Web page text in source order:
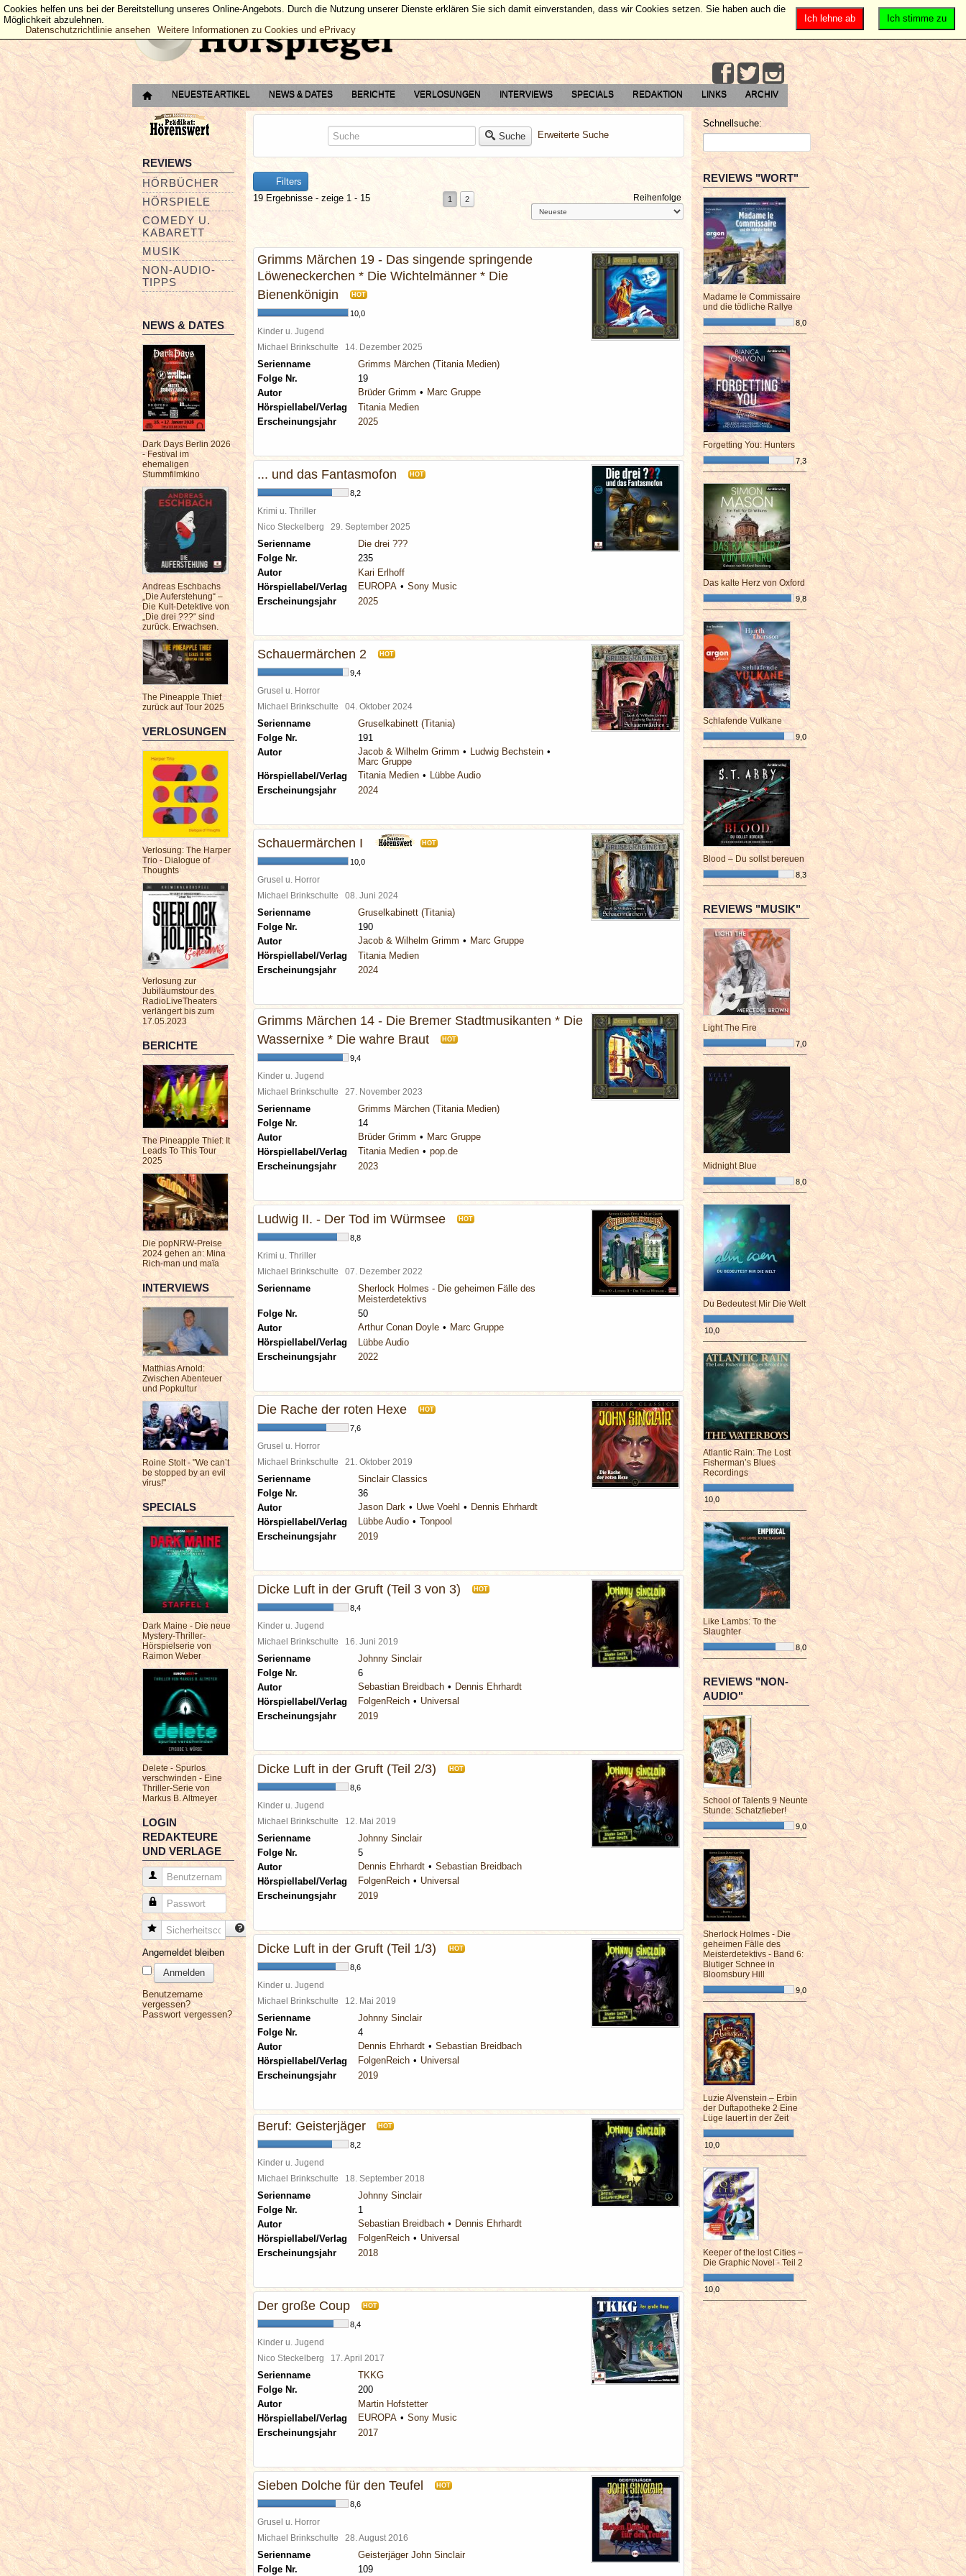
NEUESTE ARTIKEL NEWS & DATES BERICHTE VERLOSUNGEN INTERVIEWS SPECIALS REDAKTION LINKS ARCHIV
REVIEWS
HÖRBÜCHER
HÖRSPIELE
COMEDY U.
KABARETT
MUSIK
NON-AUDIO-
TIPPS
NEWS & DATES
Dark Days Berlin 2026
- Festival im
ehemaligen
Stummfilmkino
Andreas Eschbachs
„Die Auferstehung“ –
Die Kult-Detektive von
„Die drei ???“ sind
zurück. Erwachsen.
The Pineapple Thief
zurück auf Tour 2025
VERLOSUNGEN
Verlosung: The Harper
Trio - Dialogue of
Thoughts
Verlosung zur
Jubiläumstour des
RadioLiveTheaters
verlängert bis zum
17.05.2023
BERICHTE
The Pineapple Thief: It
Leads To This Tour
2025
Die popNRW-Preise
2024 gehen an: Mina
Rich-man und maïa
INTERVIEWS
Matthias Arnold:
Zwischen Abenteuer
und Popkultur
Roine Stolt - "We can’t
be stopped by an evil
virus!"
SPECIALS
Dark Maine - Die neue
Mystery-Thriller-
Hörspielserie von
Raimon Weber
Delete - Spurlos
verschwinden - Eine
Thriller-Serie von
Markus B. Altmeyer
LOGIN
REDAKTEURE
UND VERLAGE
Benutzername
Passwort
Sicherheitscode
Angemeldet bleiben
Anmelden
Benutzername
vergessen?
Passwort vergessen?
Suche Erweiterte Suche
Filters
19 Ergebnisse - zeige 1 - 15
1 2 Reihenfolge
Grimms Märchen 19 - Das singende springende
Löweneckerchen * Die Wichtelmänner * Die
Bienenkönigin
HOT
10,0
Kinder u. Jugend
Michael Brinkschulte 14. Dezember 2025
Serienname
Grimms Märchen (Titania Medien)
Folge Nr.
19
Autor
Brüder Grimm
Marc Gruppe
Hörspiellabel/Verlag
Titania Medien
Erscheinungsjahr
2025
... und das Fantasmofon HOT
8,2
Krimi u. Thriller
Nico Steckelberg 29. September 2025
Serienname
Die drei ???
Folge Nr.
235
Autor
Kari Erlhoff
Hörspiellabel/Verlag
EUROPA
Sony Music
Erscheinungsjahr
2025
Schauermärchen 2 HOT
9,4
Grusel u. Horror
Michael Brinkschulte 04. Oktober 2024
Serienname
Gruselkabinett (Titania)
Folge Nr.
191
Autor
Jacob & Wilhelm Grimm
Ludwig Bechstein
Marc Gruppe
Hörspiellabel/Verlag
Titania Medien
Lübbe Audio
Erscheinungsjahr
2024
Schauermärchen I HOT
10,0
Grusel u. Horror
Michael Brinkschulte 08. Juni 2024
Serienname
Gruselkabinett (Titania)
Folge Nr.
190
Autor
Jacob & Wilhelm Grimm
Marc Gruppe
Hörspiellabel/Verlag
Titania Medien
Erscheinungsjahr
2024
Grimms Märchen 14 - Die Bremer Stadtmusikanten * Die
Wassernixe * Die wahre Braut
HOT
9,4
Kinder u. Jugend
Michael Brinkschulte 27. November 2023
Serienname
Grimms Märchen (Titania Medien)
Folge Nr.
14
Autor
Brüder Grimm
Marc Gruppe
Hörspiellabel/Verlag
Titania Medien
pop.de
Erscheinungsjahr
2023
Ludwig II. - Der Tod im Würmsee HOT
8,8
Krimi u. Thriller
Michael Brinkschulte 07. Dezember 2022
Serienname
Sherlock Holmes - Die geheimen Fälle des
Meisterdetektivs
Folge Nr.
50
Autor
Arthur Conan Doyle
Marc Gruppe
Hörspiellabel/Verlag
Lübbe Audio
Erscheinungsjahr
2022
Die Rache der roten Hexe HOT
7,6
Grusel u. Horror
Michael Brinkschulte 21. Oktober 2019
Serienname
Sinclair Classics
Folge Nr.
36
Autor
Jason Dark Uwe Voehl
Dennis Ehrhardt
Hörspiellabel/Verlag
Lübbe Audio
Tonpool
Erscheinungsjahr
2019
Dicke Luft in der Gruft (Teil 3 von 3) HOT
8,4
Kinder u. Jugend
Michael Brinkschulte 16. Juni 2019
Serienname
Johnny Sinclair
Folge Nr.
6
Autor
Sebastian Breidbach
Dennis Ehrhardt
Hörspiellabel/Verlag
FolgenReich
Universal
Erscheinungsjahr
2019
Dicke Luft in der Gruft (Teil 2/3) HOT
8,6
Kinder u. Jugend
Michael Brinkschulte 12. Mai 2019
Serienname
Johnny Sinclair
Folge Nr.
5
Autor
Dennis Ehrhardt
Sebastian Breidbach
Hörspiellabel/Verlag
FolgenReich
Universal
Erscheinungsjahr
2019
Dicke Luft in der Gruft (Teil 1/3) HOT
8,6
Kinder u. Jugend
Michael Brinkschulte 12. Mai 2019
Serienname
Johnny Sinclair
Folge Nr.
4
Autor
Dennis Ehrhardt
Sebastian Breidbach
Hörspiellabel/Verlag
FolgenReich
Universal
Erscheinungsjahr
2019
Beruf: Geisterjäger HOT
8,2
Kinder u. Jugend
Michael Brinkschulte 18. September 2018
Serienname
Johnny Sinclair
Folge Nr.
1
Autor
Sebastian Breidbach
Dennis Ehrhardt
Hörspiellabel/Verlag
FolgenReich
Universal
Erscheinungsjahr
2018
Der große Coup HOT
8,4
Kinder u. Jugend
Nico Steckelberg 17. April 2017
Serienname
TKKG
Folge Nr.
200
Autor
Martin Hofstetter
Hörspiellabel/Verlag
EUROPA
Sony Music
Erscheinungsjahr
2017
Sieben Dolche für den Teufel HOT
8,6
Grusel u. Horror
Michael Brinkschulte 28. August 2016
Serienname
Geisterjäger John Sinclair
Folge Nr.
109
Schnellsuche:
REVIEWS "WORT"
Madame le Commissaire
und die tödliche Rallye
8,0
¯¯¯¯¯¯¯¯¯¯¯¯¯¯¯¯¯¯¯¯¯¯¯¯
Forgetting You: Hunters
7,3
¯¯¯¯¯¯¯¯¯¯¯¯¯¯¯¯¯¯¯¯¯¯¯¯
Das kalte Herz von Oxford
9,8
¯¯¯¯¯¯¯¯¯¯¯¯¯¯¯¯¯¯¯¯¯¯¯¯
Schlafende Vulkane
9,0
¯¯¯¯¯¯¯¯¯¯¯¯¯¯¯¯¯¯¯¯¯¯¯¯
Blood – Du sollst bereuen
8,3
¯¯¯¯¯¯¯¯¯¯¯¯¯¯¯¯¯¯¯¯¯¯¯¯
REVIEWS "MUSIK"
Light The Fire
7,0
¯¯¯¯¯¯¯¯¯¯¯¯¯¯¯¯¯¯¯¯¯¯¯¯
Midnight Blue
8,0
¯¯¯¯¯¯¯¯¯¯¯¯¯¯¯¯¯¯¯¯¯¯¯¯
Du Bedeutest Mir Die Welt
10,0
¯¯¯¯¯¯¯¯¯¯¯¯¯¯¯¯¯¯¯¯¯¯¯¯
Atlantic Rain: The Lost
Fisherman’s Blues
Recordings
10,0
¯¯¯¯¯¯¯¯¯¯¯¯¯¯¯¯¯¯¯¯¯¯¯¯
Like Lambs: To the
Slaughter
8,0
¯¯¯¯¯¯¯¯¯¯¯¯¯¯¯¯¯¯¯¯¯¯¯¯
REVIEWS "NON-
AUDIO"
School of Talents 9 Neunte
Stunde: Schatzfieber!
9,0
¯¯¯¯¯¯¯¯¯¯¯¯¯¯¯¯¯¯¯¯¯¯¯¯
Sherlock Holmes - Die
geheimen Fälle des
Meisterdetektivs - Band 6:
Blutiger Schnee in
Bloomsbury Hill
9,0
¯¯¯¯¯¯¯¯¯¯¯¯¯¯¯¯¯¯¯¯¯¯¯¯
Luzie Alvenstein – Erbin
der Duftapotheke 2 Eine
Lüge lauert in der Zeit
10,0
¯¯¯¯¯¯¯¯¯¯¯¯¯¯¯¯¯¯¯¯¯¯¯¯
Keeper of the lost Cities –
Die Graphic Novel - Teil 2
10,0
¯¯¯¯¯¯¯¯¯¯¯¯¯¯¯¯¯¯¯¯¯¯¯¯
Ich stimme zu
Ich lehne ab
Cookies helfen uns bei der Bereitstellung unseres Online-Angebots. Durch die Nutzung unserer Dienste erklären Sie sich damit einverstanden, dass wir Cookies setzen. Sie haben auch die
Möglichkeit abzulehnen.
Datenschutzrichtlinie ansehen
Weitere Informationen zu Cookies und ePrivacy